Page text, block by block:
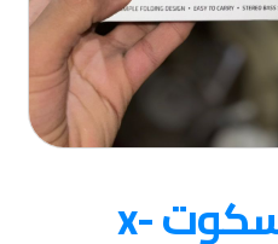
بيتس اكس اسكوت x-